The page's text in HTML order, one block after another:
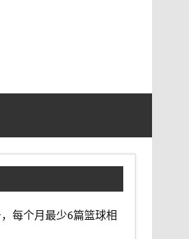
每个月最少6篇篮球相